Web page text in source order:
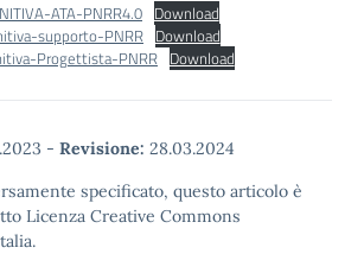
ATA-PNRR4.0 Download
supporto-PNRR Download
Progettista-PNRR Download
- Revisione: 28.03.2024
specificato, questo articolo è
Licenza Creative Commons